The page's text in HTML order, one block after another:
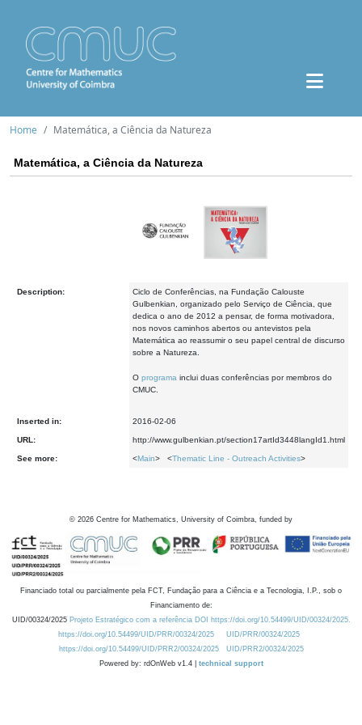
Home Matemática, a Ciência da Natureza
Matemática, a Ciência da Natureza
Description:
Ciclo de Conferências, na Fundação Calouste
Gulbenkian, organizado pelo Serviço de Ciência, que
dedica o ano de 2012 a pensar, de forma motivadora,
nos novos caminhos abertos ou antevistos pela
Matemática ao reassumir o seu papel central de discurso
sobre a Natureza.
O programa inclui duas conferências por membros do
CMUC.
Inserted in: 2016-02-06
URL: http://www.gulbenkian.pt/section17artId3448langId1.html
See more: <Main> <Thematic Line - Outreach Activities>
© 2026 Centre for Mathematics, University of Coimbra, funded by
Financiado total ou parcialmente pela FCT, Fundação para a Ciência e a Tecnologia, I.P., sob o
Financiamento de:
UID/00324/2025 Projeto Estratégico com a referência DOI https://doi.org/10.54499/UID/00324/2025.
https://doi.org/10.54499/UID/PRR/00324/2025
UID/PRR/00324/2025
https://doi.org/10.54499/UID/PRR2/00324/2025
UID/PRR2/00324/2025
Powered by: rdOnWeb v1.4 | technical support